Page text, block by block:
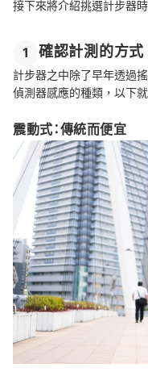
接下來將介紹挑選計步器
1 確認計測的方式
計步器之中除了早年透過
偵測器感應的種類，以下
震動式：傳統而便宜